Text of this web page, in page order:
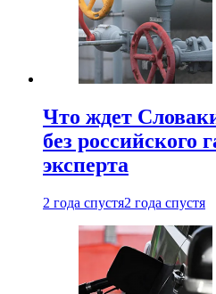
Что ждет
без российского
эксперта
2 года спустя2 года спустя